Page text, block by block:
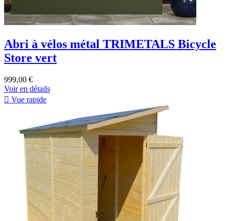
Abri à vélos métal TRIMETALS Bicycle
Store vert
999,00 €
Voir en détails
 Vue rapide